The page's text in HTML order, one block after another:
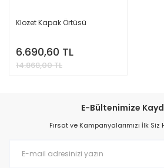
Klozet Kapak Örtüsü
6.690,60 TL
14.868,00 TL
E-Bültenimize
Fırsat ve Kampanyalarımızı İlk